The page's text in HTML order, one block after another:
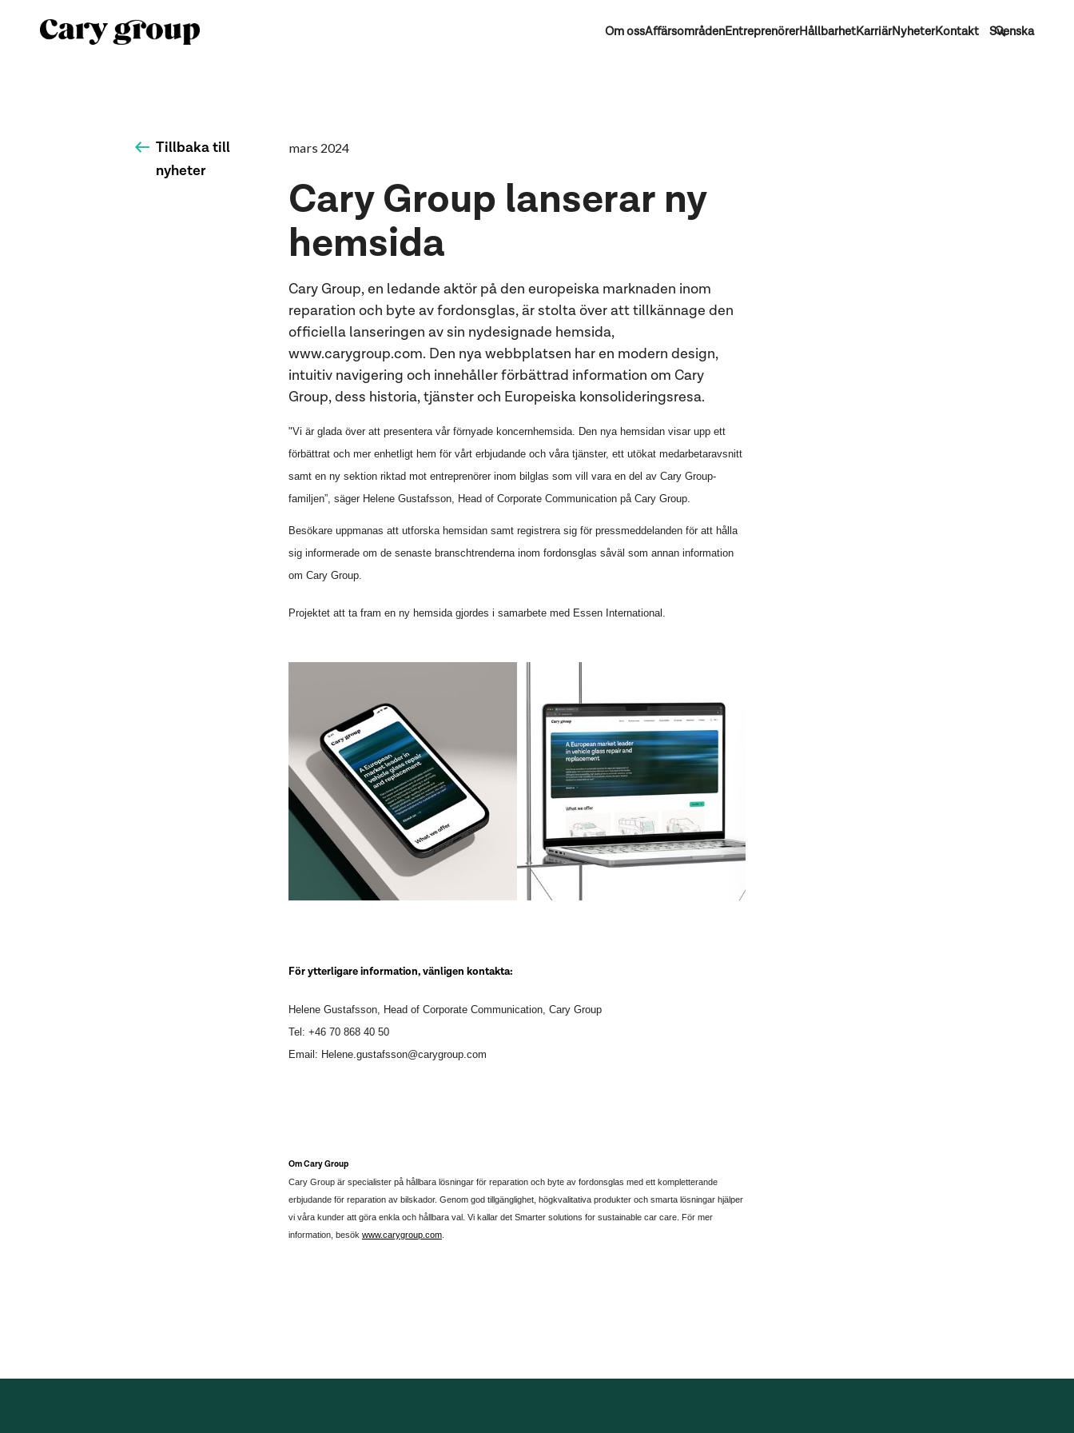
Om ossAffärsområdenEntreprenörerHållbarhetKarriärNyheterKontakt Svenska
Tillbaka till
nyheter
mars 2024
Cary Group lanserar ny
hemsida
Cary Group, en ledande aktör på den europeiska marknaden inom
reparation och byte av fordonsglas, är stolta över att tillkännage den
officiella lanseringen av sin nydesignade hemsida,
www.carygroup.com. Den nya webbplatsen har en modern design,
intuitiv navigering och innehåller förbättrad information om Cary
Group, dess historia, tjänster och Europeiska konsolideringsresa.
"Vi är glada över att presentera vår förnyade koncernhemsida. Den nya hemsidan visar upp ett
förbättrat och mer enhetligt hem för vårt erbjudande och våra tjänster, ett utökat medarbetaravsnitt
samt en ny sektion riktad mot entreprenörer inom bilglas som vill vara en del av Cary Group-
familjen”, säger Helene Gustafsson, Head of Corporate Communication på Cary Group.
Besökare uppmanas att utforska hemsidan samt registrera sig för pressmeddelanden för att hålla
sig informerade om de senaste branschtrenderna inom fordonsglas såväl som annan information
om Cary Group.
Projektet att ta fram en ny hemsida gjordes i samarbete med Essen International.
För ytterligare information, vänligen kontakta:
Helene Gustafsson, Head of Corporate Communication, Cary Group
Tel: +46 70 868 40 50
Email: Helene.gustafsson@carygroup.com
Om Cary Group
Cary Group är specialister på hållbara lösningar för reparation och byte av fordonsglas med ett kompletterande
erbjudande för reparation av bilskador. Genom god tillgänglighet, högkvalitativa produkter och smarta lösningar hjälper
vi våra kunder att göra enkla och hållbara val. Vi kallar det Smarter solutions for sustainable car care. För mer
information, besök www.carygroup.com.